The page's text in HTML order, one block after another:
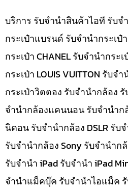
บริการ รับจำนำสินค้าไอที รับจ
กระเป๋าแบรนด์ รับจำนำกระเ
กระเป๋า CHANEL รับจำนำกร
กระเป๋า LOUIS VUITTON รับ
กระเป๋าวิตตอง รับจำนำกล้อง
จำนำกล้องแคนนอน รับจำนำก
นิคอน รับจำนำกล้อง DSLR รับ
รับจำนำกล้อง Sony รับจำนำ
รับจำนำ iPad รับจำนำ iPad
จำนำแม็คบุ๊ค รับจำนำไอแม็ค